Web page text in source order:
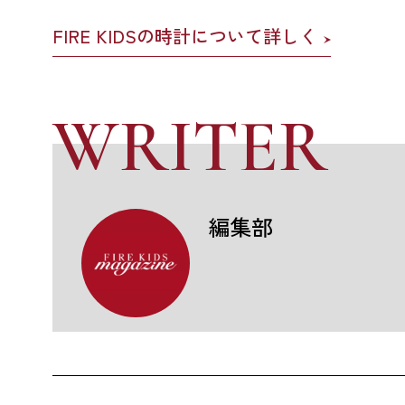
FIRE KIDSの時計について詳しく
WRITER
編集部